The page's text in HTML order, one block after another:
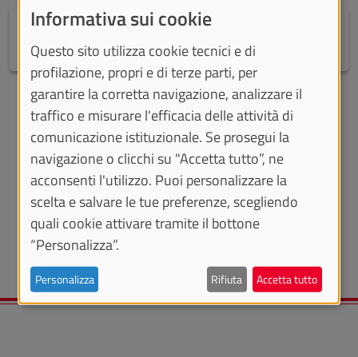
Grafica e uso del logo
VEDI ANCHE
Albo ufficiale
Amministrazione trasparente
Informativa sui cookie
Questo sito utilizza cookie tecnici e di
profilazione, propri e di terze parti, per
garantire la corretta navigazione, analizzare il
traffico e misurare l'efficacia delle attività di
comunicazione istituzionale. Se prosegui la
navigazione o clicchi su "Accetta tutto”, ne
acconsenti l'utilizzo. Puoi personalizzare la
scelta e salvare le tue preferenze, scegliendo
quali cookie attivare tramite il bottone
“Personalizza”.
Personalizza Rifiuta Accetta tutto